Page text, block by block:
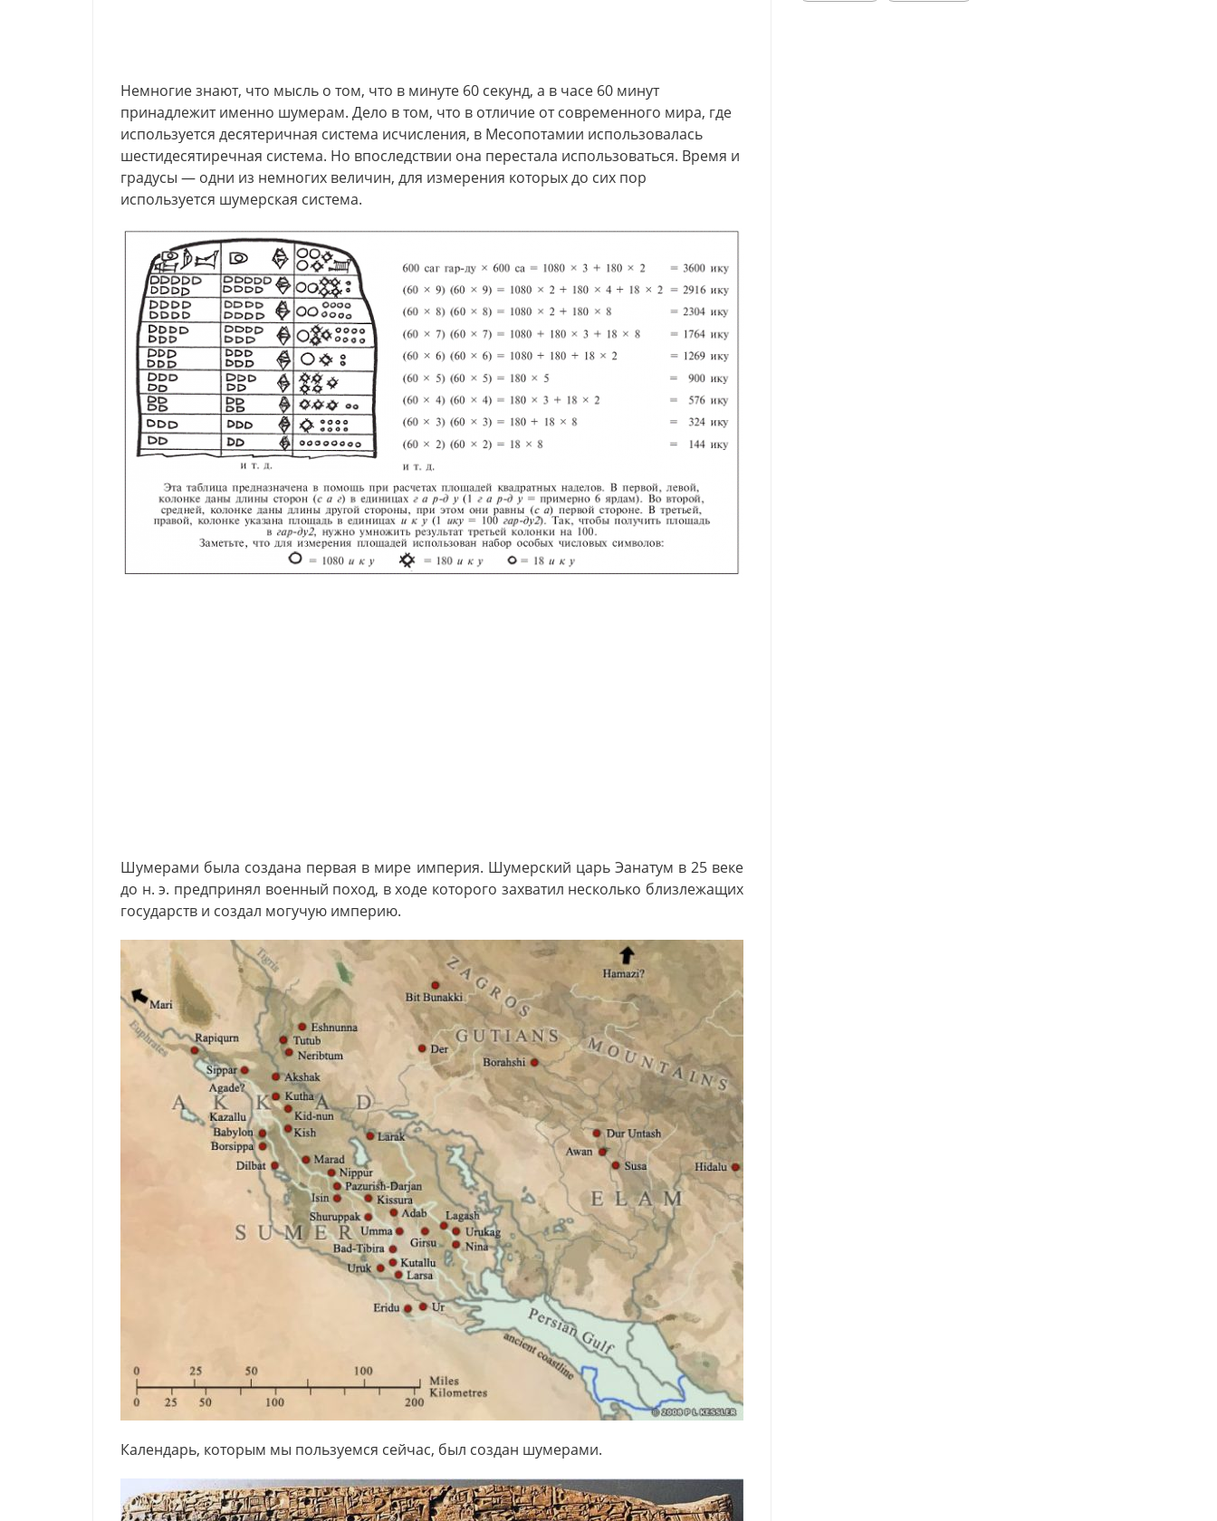
Немногие знают, что мысль о том, что в минуте 60 секунд, а в часе 60 минут
принадлежит именно шумерам. Дело в том, что в отличие от современного мира, где
используется десятеричная система исчисления, в Месопотамии использовалась
шестидесятиречная система. Но впоследствии она перестала использоваться. Время и
градусы — одни из немногих величин, для измерения которых до сих пор
используется шумерская система.
Шумерами была создана первая в мире империя. Шумерский царь Эанатум в 25 веке
до н. э. предпринял военный поход, в ходе которого захватил несколько близлежащих
государств и создал могучую империю.
Календарь, которым мы пользуемся сейчас, был создан шумерами.